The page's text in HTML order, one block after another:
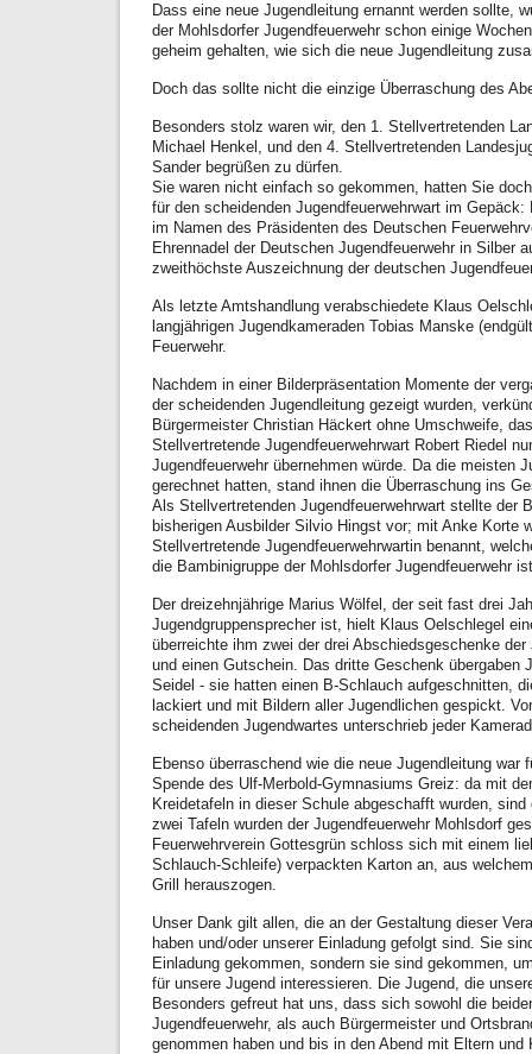
Dass eine neue Jugendleitung ernannt werden sollte,
der Mohlsdorfer Jugendfeuerwehr schon einige
geheim gehalten, wie sich die neue Jugendleitung
Doch das sollte nicht die einzige Überraschung des
Besonders stolz waren wir, den 1. Stellvertretenden
Michael Henkel, und den 4. Stellvertretenden
Sander begrüßen zu dürfen.
Sie waren nicht einfach so gekommen, hatten Sie
für den scheidenden Jugendfeuerwehrwart im
im Namen des Präsidenten des Deutschen
Ehrennadel der Deutschen Jugendfeuerwehr in Silber
zweithöchste Auszeichnung der deutschen
Als letzte Amtshandlung verabschiedete Klaus
langjährigen Jugendkameraden Tobias Manske
Feuerwehr.
Nachdem in einer Bilderpräsentation Momente der
der scheidenden Jugendleitung gezeigt wurden,
Bürgermeister Christian Häckert ohne Umschweife,
Stellvertretende Jugendfeuerwehrwart Robert Riedel
Jugendfeuerwehr übernehmen würde. Da die meisten
gerechnet hatten, stand ihnen die Überraschung ins
Als Stellvertretenden Jugendfeuerwehrwart stellte der
bisherigen Ausbilder Silvio Hingst vor; mit Anke Korte
Stellvertretende Jugendfeuerwehrwartin benannt,
die Bambinigruppe der Mohlsdorfer Jugendfeuerwehr
Der dreizehnjährige Marius Wölfel, der seit fast drei
Jugendgruppensprecher ist, hielt Klaus Oelschlegel
überreichte ihm zwei der drei Abschiedsgeschenke
und einen Gutschein. Das dritte Geschenk übergaben
Seidel - sie hatten einen B-Schlauch aufgeschnitten,
lackiert und mit Bildern aller Jugendlichen gespickt.
scheidenden Jugendwartes unterschrieb jeder
Ebenso überraschend wie die neue Jugendleitung war
Spende des Ulf-Merbold-Gymnasiums Greiz: da mit
Kreidetafeln in dieser Schule abgeschafft wurden,
zwei Tafeln wurden der Jugendfeuerwehr Mohlsdorf
Feuerwehrverein Gottesgrün schloss sich mit einem
Schlauch-Schleife) verpackten Karton an, aus
Grill herauszogen.
Unser Dank gilt allen, die an der Gestaltung dieser
haben und/oder unserer Einladung gefolgt sind. Sie
Einladung gekommen, sondern sie sind gekommen,
für unsere Jugend interessieren. Die Jugend, die
Besonders gefreut hat uns, dass sich sowohl die
Jugendfeuerwehr, als auch Bürgermeister und
genommen haben und bis in den Abend mit Eltern und